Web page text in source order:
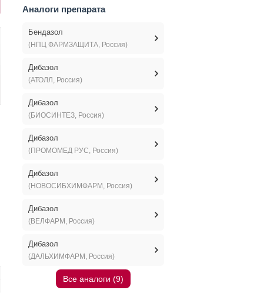
Аналоги препарата
Бендазол
(НПЦ ФАРМЗАЩИТА, Россия)
Дибазол
(АТОЛЛ, Россия)
Дибазол
(БИОСИНТЕЗ, Россия)
Дибазол
(ПРОМОМЕД РУС, Россия)
Дибазол
(НОВОСИБХИМФАРМ, Россия)
Дибазол
(ВЕЛФАРМ, Россия)
Дибазол
(ДАЛЬХИМФАРМ, Россия)
Все аналоги (9)